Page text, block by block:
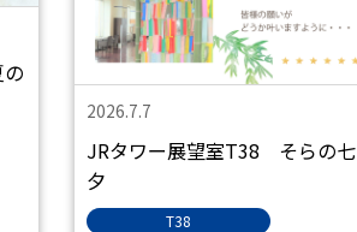
2026.7.7
JRタワー展望室T38 そらの七
夕
T38